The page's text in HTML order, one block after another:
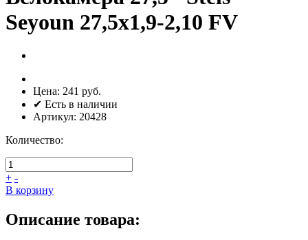
Seyoun 27,5х1,9-2,10 FV
Цена: 241 руб.
✔ Есть в наличии
Артикул: 20428
Количество:
+ -
В корзину
Описание товара: